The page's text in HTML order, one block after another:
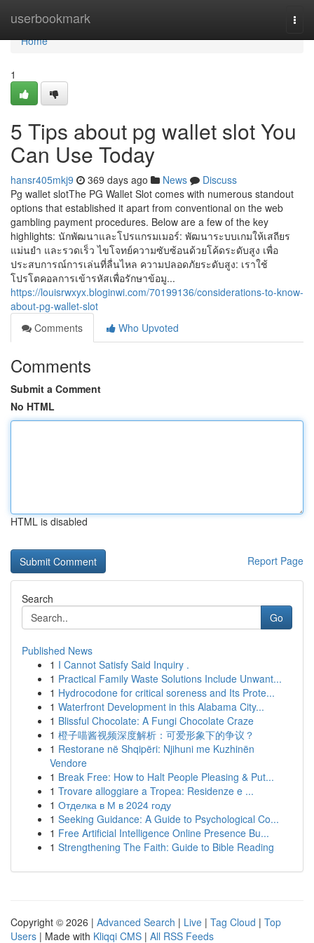
userbookmark
Home
Home
1
5 Tips about pg wallet slot You
Can Use Today
hansr405mkj9 369 days ago News
Discuss
Pg wallet slotThe PG Wallet Slot comes with numerous standout
options that established it apart from conventional on the web
gambling payment procedures. Below are a few of the key
highlights: นักพัฒนาและโปรแกรมเมอร์: พัฒนาระบบเกมให้เสถียร
แม่นยำ และรวดเร็ว ไขโจทย์ความซับซ้อนด้วยโค้ดระดับสูง เพื่อ
ประสบการณ์การเล่นที่ลื่นไหล ความปลอดภัยระดับสูง: เราใช้
โปรโตคอลการเข้ารหัสเพื่อรักษาข้อมู...
https://louisrwxyx.bloginwi.com/70199136/considerations-to-know-
about-pg-wallet-slot
Comments
Who Upvoted
Comments
Submit a Comment
No HTML
HTML is disabled
Report Page
Search
Go
Published News
1 I Cannot Satisfy Said Inquiry .
1 Practical Family Waste Solutions Include Unwant...
1 Hydrocodone for critical soreness and Its Prote...
1 Waterfront Development in this Alabama City...
1 Blissful Chocolate: A Fungi Chocolate Craze
1 橙子喵酱视频深度解析：可爱形象下的争议？
1 Restorane në Shqipëri: Njihuni me Kuzhinën
Vendore
1 Break Free: How to Halt People Pleasing & Put...
1 Trovare alloggiare a Tropea: Residenze e ...
1 Отделка в М в 2024 году
1 Seeking Guidance: A Guide to Psychological Co...
1 Free Artificial Intelligence Online Presence Bu...
1 Strengthening The Faith: Guide to Bible Reading
Copyright © 2026 | Advanced Search | Live | Tag Cloud | Top
Users | Made with Kliqqi CMS | All RSS Feeds